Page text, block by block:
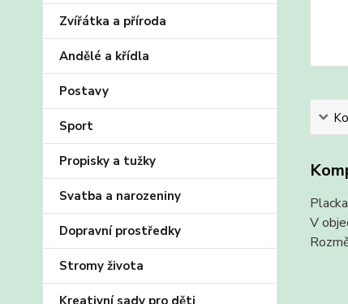
Zvířátka a příroda
Andělé a křídla
Postavy
Sport
Propisky a tužky
Svatba a narozeniny
Dopravní prostředky
Stromy života
Kreativní sady pro děti
V